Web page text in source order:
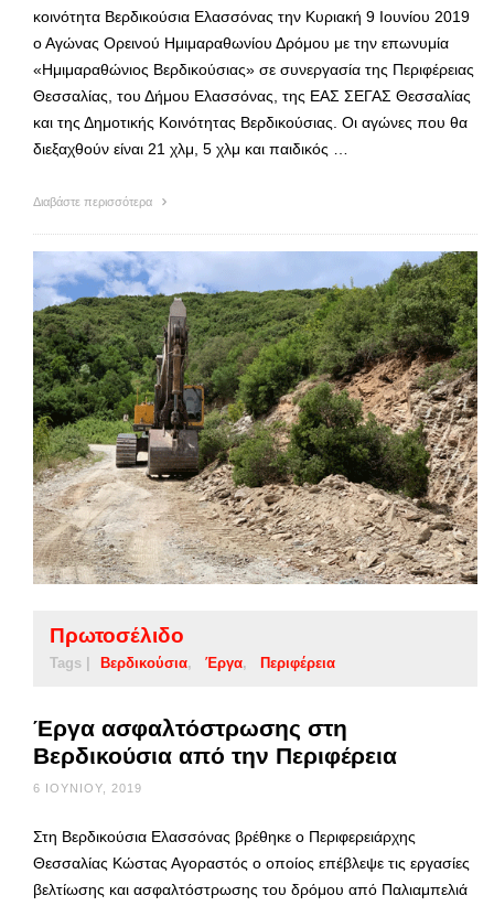
κοινότητα Βερδικούσια Ελασσόνας την Κυριακή 9 Ιουνίου 2019
ο Αγώνας Ορεινού Ημιμαραθωνίου Δρόμου με την επωνυμία
«Ημιμαραθώνιος Βερδικούσιας» σε συνεργασία της Περιφέρειας
Θεσσαλίας, του Δήμου Ελασσόνας, της ΕΑΣ ΣΕΓΑΣ Θεσσαλίας
και της Δημοτικής Κοινότητας Βερδικούσιας. Οι αγώνες που θα
διεξαχθούν είναι 21 χλμ, 5 χλμ και παιδικός …
Διαβάστε περισσότερα
Πρωτοσέλιδο
Tags | Βερδικούσια Έργα Περιφέρεια
Έργα ασφαλτόστρωσης στη
Βερδικούσια από την Περιφέρεια
6 ΙΟΥΝΊΟΥ, 2019
Στη Βερδικούσια Ελασσόνας βρέθηκε ο Περιφερειάρχης
Θεσσαλίας Κώστας Αγοραστός ο οποίος επέβλεψε τις εργασίες
βελτίωσης και ασφαλτόστρωσης του δρόμου από Παλιαμπελιά